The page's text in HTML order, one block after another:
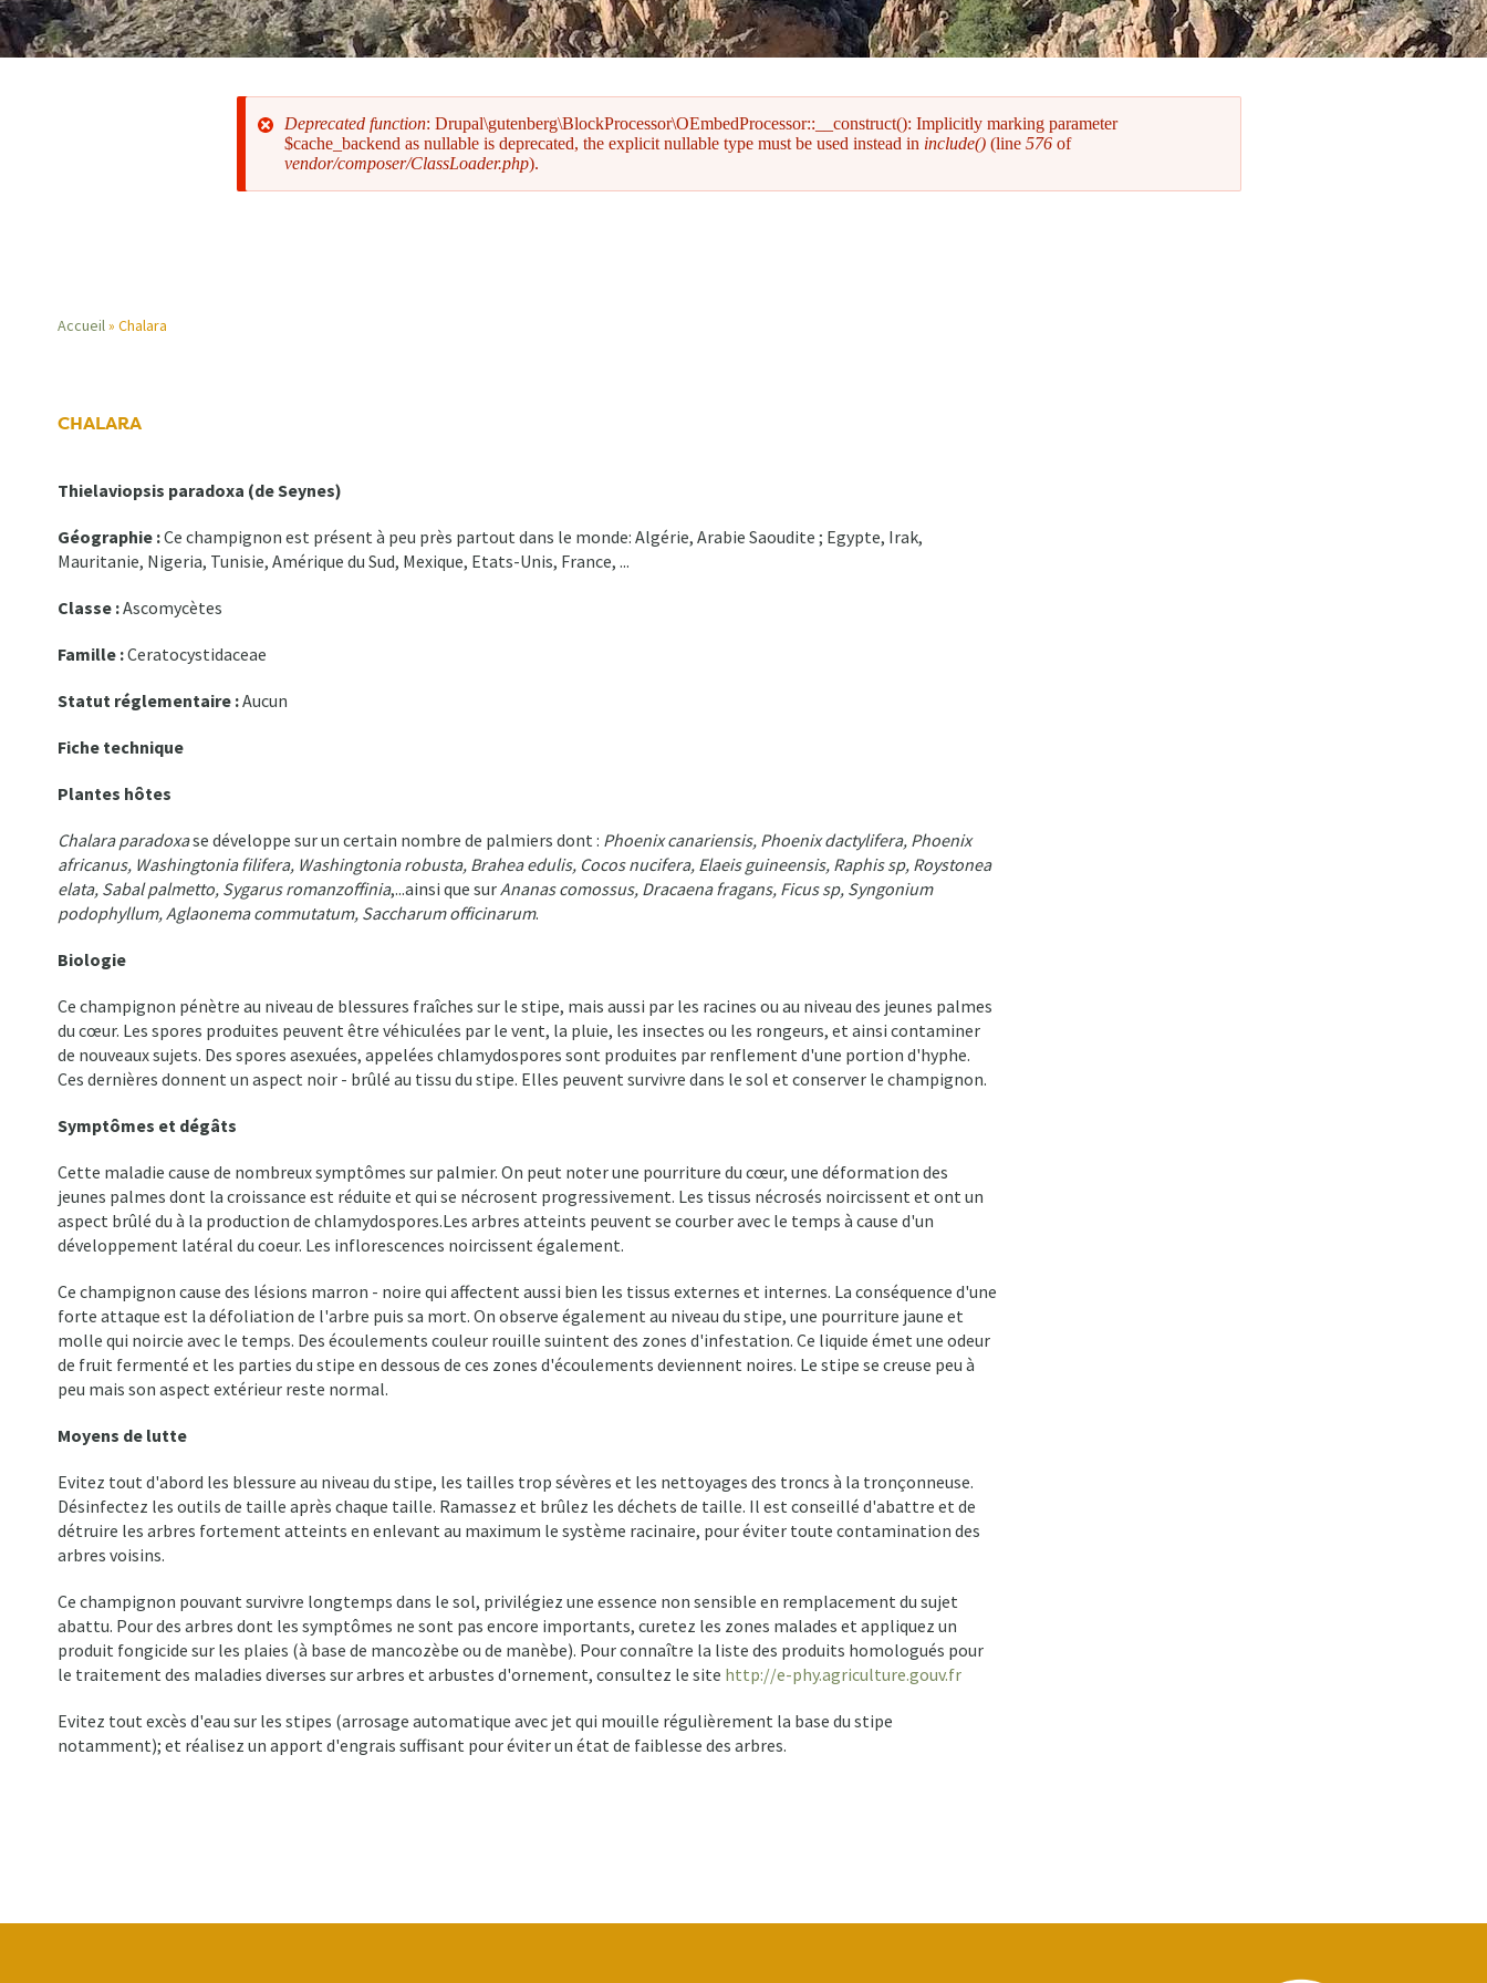
Message
Deprecated function: Drupal\gutenberg\BlockProcessor\OEmbedProcessor::__construct(): Implicitly marking parameter
$cache_backend as nullable is deprecated, the explicit nullable type must be used instead in include() (line 576 of
vendor/composer/ClassLoader.php).
d'Ariane
Accueil Chalara
CHALARA
Thielaviopsis paradoxa (de Seynes)
Géographie :Ce champignon est présent à peu près partout dans le monde: Algérie, Arabie Saoudite ; Egypte, Irak,
Mauritanie, Nigeria, Tunisie, Amérique du Sud, Mexique, Etats-Unis, France, ...
Classe :Ascomycètes
Famille :Ceratocystidaceae
Statut réglementaire :Aucun
Fiche technique
Plantes hôtes
Chalara paradoxase développe sur un certain nombre de palmiers dont : Phoenix canariensis, Phoenix dactylifera, Phoenix
africanus, Washingtonia filifera, Washingtonia robusta, Brahea edulis, Cocos nucifera, Elaeis guineensis, Raphis sp, Roystonea
elata, Sabal palmetto, Sygarus romanzoffinia,...ainsi que surAnanas comossus, Dracaena fragans, Ficus sp, Syngonium
podophyllum, Aglaonema commutatum, Saccharum officinarum.
Biologie
Ce champignon pénètre au niveau de blessures fraîches sur le stipe, mais aussi par les racines ou au niveau des jeunes palmes
du cœur. Les spores produites peuvent être véhiculées par le vent, la pluie, les insectes ou les rongeurs, et ainsi contaminer
de nouveaux sujets. Des spores asexuées, appelées chlamydospores sont produites par renflement d'une portion d'hyphe.
Ces dernières donnent un aspect noir - brûlé au tissu du stipe. Elles peuvent survivre dans le sol et conserver le champignon.
Symptômes et dégâts
Cette maladie cause de nombreux symptômes sur palmier. On peut noter une pourriture du cœur, une déformation des
jeunes palmes dont la croissance est réduite et qui se nécrosent progressivement. Les tissus nécrosés noircissent et ont un
aspect brûlé du à la production de chlamydospores.Les arbres atteints peuvent se courber avec le temps à cause d'un
développement latéral du coeur. Les inflorescences noircissent également.
Ce champignon cause des lésions marron - noire qui affectent aussi bien les tissus externes et internes. La conséquence d'une
forte attaque est la défoliation de l'arbre puis sa mort. On observe également au niveau du stipe, une pourriture jaune et
molle qui noircie avec le temps. Des écoulements couleur rouille suintent des zones d'infestation. Ce liquide émet une odeur
de fruit fermenté et les parties du stipe en dessous de ces zones d'écoulements deviennent noires. Le stipe se creuse peu à
peu mais son aspect extérieur reste normal.
Moyens de lutte
Evitez tout d'abord les blessure au niveau du stipe, les tailles trop sévères et les nettoyages des troncs à la tronçonneuse.
Désinfectez les outils de taille après chaque taille. Ramassez et brûlez les déchets de taille. Il est conseillé d'abattre et de
détruire les arbres fortement atteints en enlevant au maximum le système racinaire, pour éviter toute contamination des
arbres voisins.
Ce champignon pouvant survivre longtemps dans le sol, privilégiez une essence non sensible en remplacement du sujet
abattu. Pour des arbres dont les symptômes ne sont pas encore importants, curetez les zones malades et appliquez un
produit fongicide sur les plaies (à base de mancozèbe ou de manèbe). Pour connaître la liste des produits homologués pour
le traitement des maladies diverses sur arbres et arbustes d'ornement, consultez le site http://e-phy.agriculture.gouv.fr
Evitez tout excès d'eau sur les stipes (arrosage automatique avec jet qui mouille régulièrement la base du stipe
notamment); et réalisez un apport d'engrais suffisant pour éviter un état de faiblesse des arbres.